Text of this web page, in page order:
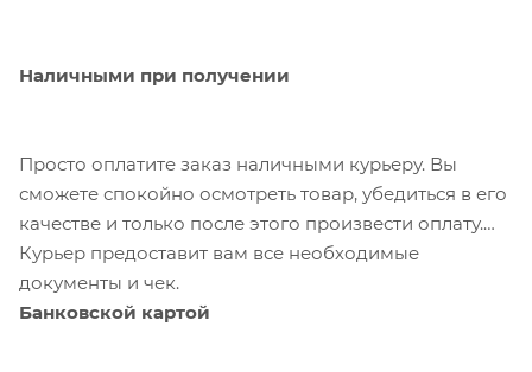
Наличными при получении
Просто оплатите заказ наличными курьеру. Вы
сможете спокойно осмотреть товар, убедиться в его
качестве и только после этого произвести оплату.
Курьер предоставит вам все необходимые
документы и чек.
Банковской картой